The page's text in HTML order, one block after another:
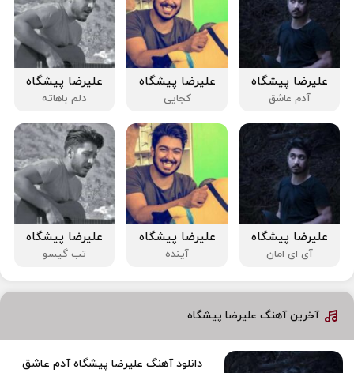
علیرضا پیشگاه
آدم عاشق
علیرضا پیشگاه
کجایی
علیرضا پیشگاه
دلم باهاته
علیرضا پیشگاه
آی ای امان
علیرضا پیشگاه
آینده
علیرضا پیشگاه
تب گیسو
آخرین آهنگ علیرضا پیشگاه
دانلود آهنگ علیرضا پیشگاه آدم عاشق